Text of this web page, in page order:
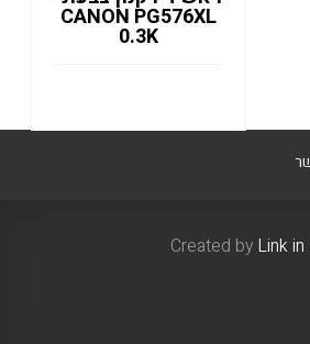
CANON PG576XL
0.3K
Link in